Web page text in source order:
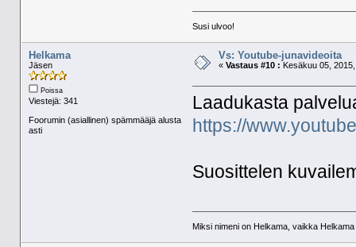
Susi ulvoo!
Helkama
Jäsen
Poissa
Viestejä: 341
Foorumin (asiallinen) spämmääjä alusta
asti
Vs: Youtube-junavideoita
« Vastaus #10 : Kesäkuu 05,
Laadukasta
https://
Suosittelen
Miksi nimeni on Helkama, vaikka